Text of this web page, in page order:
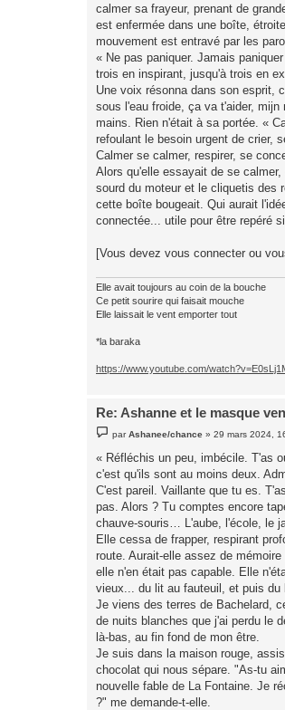
calmer sa frayeur, prenant de
est enfermée dans une boîte,
mouvement est entravé par les
« Ne pas paniquer. Jamais
trois en inspirant, jusqu'à trois en
Une voix résonna dans son esprit,
sous l'eau froide, ça va t'aider,
mains. Rien n'était à sa portée. «
refoulant le besoin urgent de crier,
Calmer se calmer, respirer, se
Alors qu'elle essayait de se
sourd du moteur et le cliquetis des
cette boîte bougeait. Qui aurait
connectée... utile pour être repéré
[Vous devez vous connecter ou
Elle avait toujours au coin de la bouche
Ce petit sourire qui faisait mouche
Elle laissait le vent emporter tout
*la baraka
https://www.youtube.com/
Re: Ashanne et le masque
e
s
s
a
e
parAshanee/chance »29 mars 2024,
« Réfléchis un peu, imbécile. T'as
c'est qu'ils sont au moins deux.
C'est pareil. Vaillante que tu es.
pas. Alors ? Tu comptes encore
chauve-souris… L'aube, l'école, le
Elle cessa de frapper, respirant
route. Aurait-elle assez de
elle n'en était pas capable. Elle
vieux... du lit au fauteuil, et puis
Je viens des terres de Bachelard,
de nuits blanches que j'ai perdu le
là-bas, au fin fond de mon être.
Je suis dans la maison rouge,
chocolat qui nous sépare. "As-tu
nouvelle fable de La Fontaine. Je
?" me demande-t-elle.